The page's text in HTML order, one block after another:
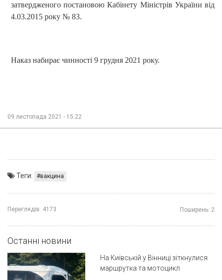
затвердженого постановою Кабінету Міністрів України від
4.03.2015 року № 83.
Наказ набирає чинності 9 грудня 2021 року.
09 листопада 2021 - 15:22
Теги: вакцина
Переглядів: 4173 Поширень: 2
Останні новини
На Київській у Вінниці зіткнулися
маршрутка та мотоцикл